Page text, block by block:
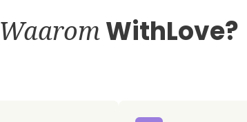
WaaromWithLove?